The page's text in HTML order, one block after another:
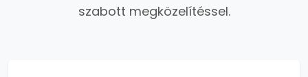
szabott megközelítéssel.